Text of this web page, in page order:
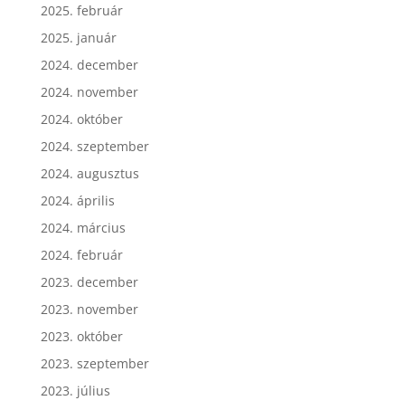
2025. február
2025. január
2024. december
2024. november
2024. október
2024. szeptember
2024. augusztus
2024. április
2024. március
2024. február
2023. december
2023. november
2023. október
2023. szeptember
2023. július